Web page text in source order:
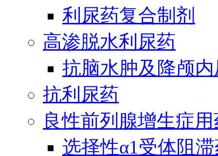
利尿药复合制剂
高渗脱水利尿药
抗脑水肿及降颅
抗利尿药
良性前列腺增生症
选择性α1受体阻